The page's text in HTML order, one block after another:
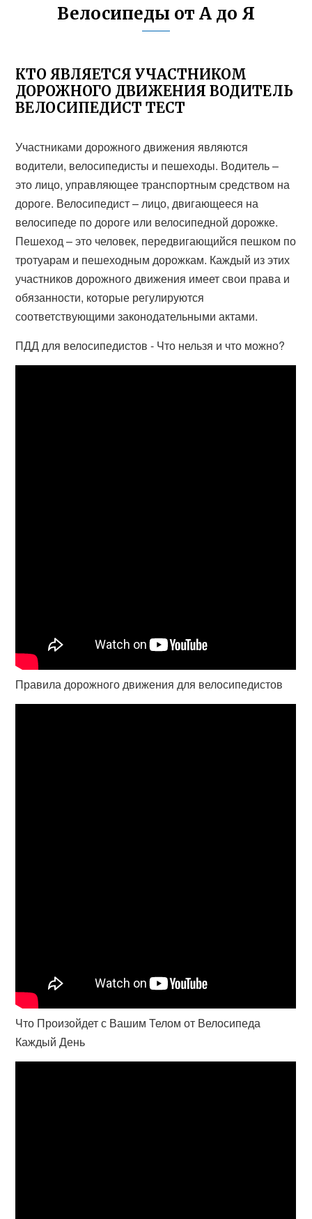
Велосипеды от А до Я
КТО ЯВЛЯЕТСЯ УЧАСТНИКОМ
ДОРОЖНОГО ДВИЖЕНИЯ ВОДИТЕЛЬ
ВЕЛОСИПЕДИСТ ТЕСТ
Участниками дорожного движения являются
водители, велосипедисты и пешеходы. Водитель –
это лицо, управляющее транспортным средством на
дороге. Велосипедист – лицо, двигающееся на
велосипеде по дороге или велосипедной дорожке.
Пешеход – это человек, передвигающийся пешком по
тротуарам и пешеходным дорожкам. Каждый из этих
участников дорожного движения имеет свои права и
обязанности, которые регулируются
соответствующими законодательными актами.
ПДД для велосипедистов - Что нельзя и что можно?
Правила дорожного движения для велосипедистов
Что Произойдет с Вашим Телом от Велосипеда
Каждый День